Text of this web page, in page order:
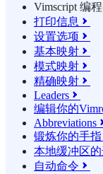
Vimscript 编
打印信息 
设置选项 
基本映射 
模式映射 
精确映射 
Leaders 
编辑你的
Abbreviations
锻炼你的手指
本地缓冲区
自动命令 